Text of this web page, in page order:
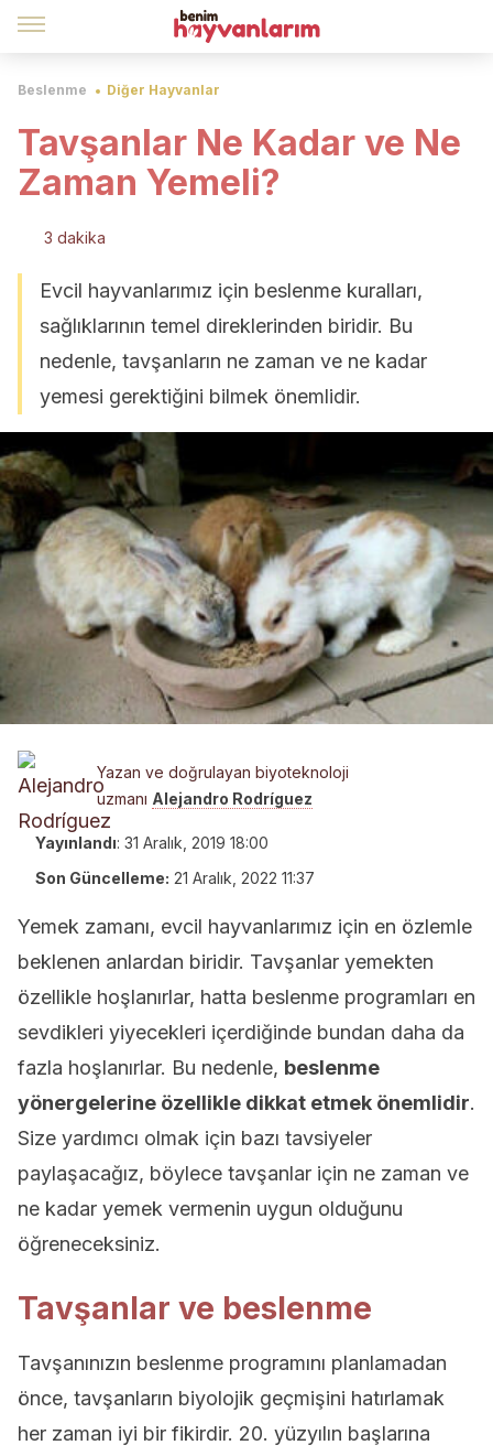
Beslenme Diğer Hayvanlar
Tavşanlar Ne Kadar ve Ne
Zaman Yemeli?
3 dakika
Evcil hayvanlarımız için beslenme kuralları,
sağlıklarının temel direklerinden biridir. Bu
nedenle, tavşanların ne zaman ve ne kadar
yemesi gerektiğini bilmek önemlidir.
Yazan ve doğrulayan biyoteknoloji
uzmanı Alejandro Rodríguez
Yayınlandı: 31 Aralık, 2019 18:00
Son Güncelleme: 21 Aralık, 2022 11:37
Yemek zamanı, evcil hayvanlarımız için en özlemle
beklenen anlardan biridir. Tavşanlar yemekten
özellikle hoşlanırlar, hatta beslenme programları en
sevdikleri yiyecekleri içerdiğinde bundan daha da
fazla hoşlanırlar. Bu nedenle, beslenme
yönergelerine özellikle dikkat etmek önemlidir.
Size yardımcı olmak için bazı tavsiyeler
paylaşacağız, böylece tavşanlar için ne zaman ve
ne kadar yemek vermenin uygun olduğunu
öğreneceksiniz.
Tavşanlar ve beslenme
Tavşanınızın beslenme programını planlamadan
önce, tavşanların biyolojik geçmişini hatırlamak
her zaman iyi bir fikirdir. 20. yüzyılın başlarına